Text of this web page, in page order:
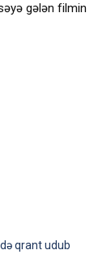
gələn filmin
qrant udub